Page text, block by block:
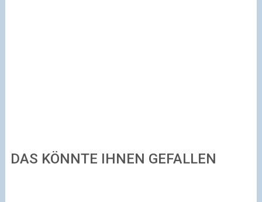
DAS KÖNNTE IHNEN GEFALLEN